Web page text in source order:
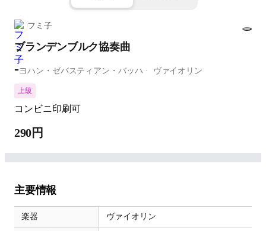
フミ子
ブランデンブルク協奏曲
-ヨハン・ゼバスティアン・バッハ ヴァイオリン
上級
コンビニ印刷可
290円
主要情報
楽器 ヴァイオリン